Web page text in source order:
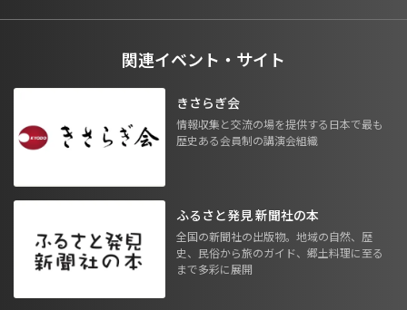
関連イベント・サイト
きさらぎ会
情報収集と交流の場を提供する日本で最も
歴史ある会員制の講演会組織
ふるさと発見 新聞社の本
全国の新聞社の出版物。地域の自然、歴
史、民俗から旅のガイド、郷土料理に至る
まで多彩に展開